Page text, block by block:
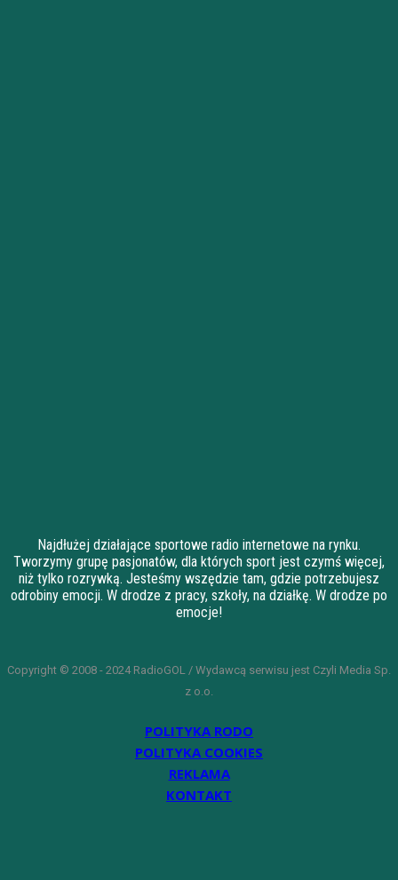
Najdłużej działające sportowe radio internetowe na rynku.
Tworzymy grupę pasjonatów, dla których sport jest czymś więcej,
niż tylko rozrywką. Jesteśmy wszędzie tam, gdzie potrzebujesz
odrobiny emocji. W drodze z pracy, szkoły, na działkę. W drodze po
emocje!
Copyright © 2008 - 2024 RadioGOL / Wydawcą serwisu jest Czyli Media Sp.
z o.o.
POLITYKA RODO
POLITYKA COOKIES
REKLAMA
KONTAKT